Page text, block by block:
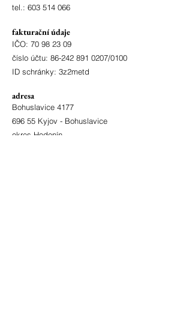
tel.: 603 514 066
fakturační údaje
IČO: 70 98 23 09
číslo účtu: 86-242 891 0207/0100
ID schránky: 3z2metd
adresa
Bohuslavice 4177
696 55 Kyjov - Bohuslavice
okres Hodonín